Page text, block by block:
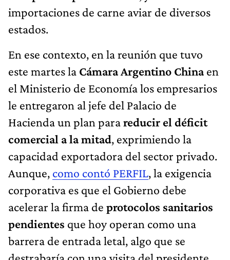
importaciones de carne aviar de diversos
estados.
En ese contexto, en la reunión que tuvo
este martes la Cámara Argentino Chinaen
el Ministerio de Economía los empresarios
le entregaron al jefe del Palacio de
Hacienda un plan parareducir el déficit
comercial a la mitad, exprimiendo la
capacidad exportadora del sector privado.
Aunque, como contó PERFIL, la exigencia
corporativa es que el Gobierno debe
acelerar la firma de protocolos sanitarios
pendientes que hoy operan como una
barrera de entrada letal, algo que se